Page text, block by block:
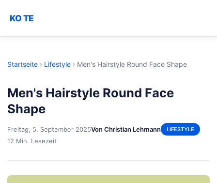
KO TE
Startseite › Lifestyle › Men's Hairstyle Round Face Shape
Men's Hairstyle Round Face
Shape
Freitag, 5. September 2025Von Christian Lehmann LIFESTYLE
12 Min. Lesezeit